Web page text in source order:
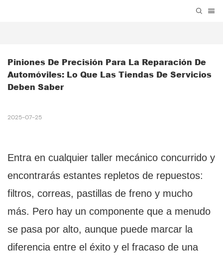
Piniones De Precisión Para La Reparación De
Automóviles: Lo Que Las Tiendas De Servicios
Deben Saber
2025-07-25
Entra en cualquier taller mecánico concurrido y
encontrarás estantes repletos de repuestos:
filtros, correas, pastillas de freno y mucho
más. Pero hay un componente que a menudo
se pasa por alto, aunque puede marcar la
diferencia entre el éxito y el fracaso de una